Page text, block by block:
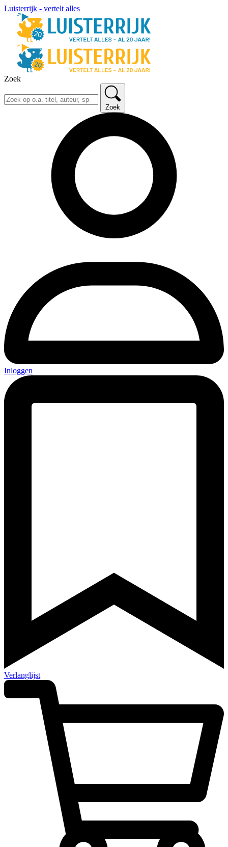
Luisterrijk - vertelt alles
Zoek
Zoek
Inloggen
Verlanglijst